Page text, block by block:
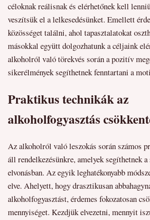
céloknak reálisnak és elérhetőnek kell
veszítsük el a lelkesedésünket. Emellett
közösséget találni, ahol tapasztalatokat
másokkal együtt dolgozhatunk a céljaink
alkoholról való törekvés során a pozitív
sikerélmények segíthetnek fenntartani a
Praktikus technikák az
alkoholfogyasztás
Az alkoholról való leszokás során számos
áll rendelkezésünkre, amelyek segíthetnek a
elvonásban. Az egyik leghatékonyabb
elve. Ahelyett, hogy drasztikusan
alkoholfogyasztást, érdemes fokozatosan
mennyiséget. Kezdjük elvezetni, mennyit